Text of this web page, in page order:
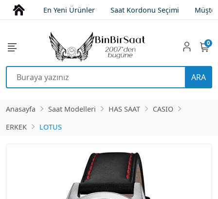
En Yeni Ürünler Saat Kordonu Seçimi
ARA
0
Anasayfa Saat Modelleri HAS SAAT
CASIO
ERKEK
LOTUS